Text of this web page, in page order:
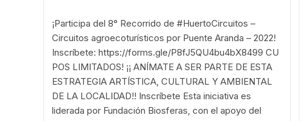
¡Participa del 8° Recorrido de #HuertoCircuitos –
Circuitos agroecoturísticos por Puente Aranda – 2022!
Inscríbete: https://forms.gle/P8fJ5QU4bu4bX8499 CU
POS LIMITADOS! ¡¡ ANÍMATE A SER PARTE DE ESTA
ESTRATEGIA ARTÍSTICA, CULTURAL Y AMBIENTAL
DE LA LOCALIDAD!! Inscríbete Esta iniciativa es
liderada por Fundación Biosferas, con el apoyo del